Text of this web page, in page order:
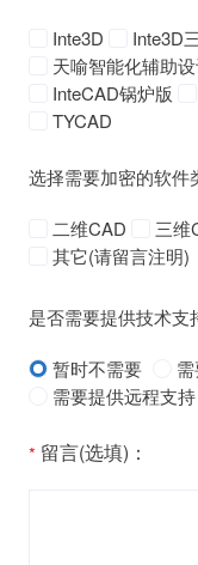
Inte3D Inte3D
天喻智能化辅助
InteCAD锅炉版
TYCAD
选择需要加密的软件
二维CAD 三维
其它(请留言注明)
是否需要提供技术支
暂时不需要
需要提供远程支持
留言(选填)：